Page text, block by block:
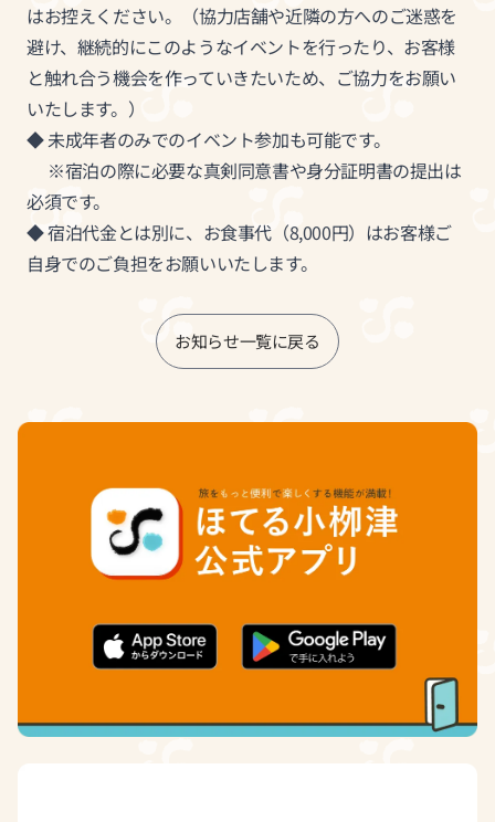
はお控えください。（協力店舗や近隣の方へのご迷惑を
避け、継続的にこのようなイベントを行ったり、お客様
と触れ合う機会を作っていきたいため、ご協力をお願い
いたします。）
◆ 未成年者のみでのイベント参加も可能です。
※宿泊の際に必要な真剣同意書や身分証明書の提出は
必須です。
◆ 宿泊代金とは別に、お食事代（8,000円）はお客様ご
自身でのご負担をお願いいたします。
お知らせ一覧に戻る